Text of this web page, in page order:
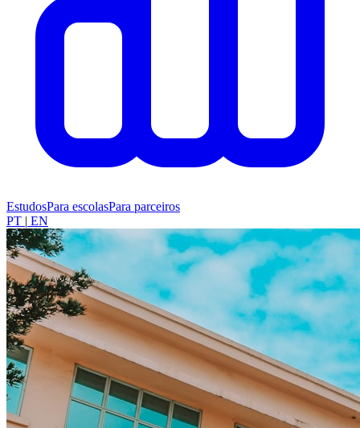
EstudosPara escolasPara parceiros
PT | EN